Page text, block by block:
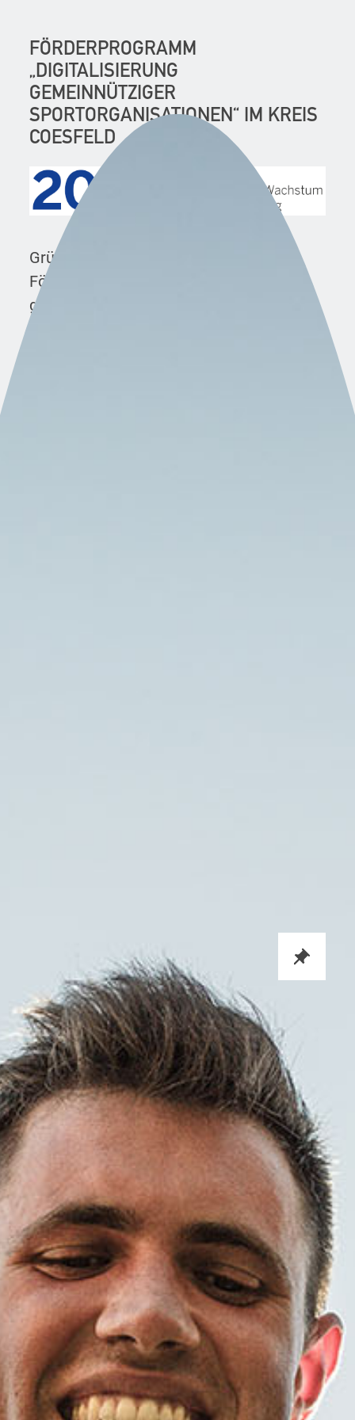
FÖRDERPROGRAMM
„DIGITALISIERUNG
GEMEINNÜTZIGER
SPORTORGANISATIONEN“ IM KREIS
COESFELD
Grün-Weiß Nottuln profitiert vom
Förderprogramm „Digitalisierung
gemeinnütziger Sportorganisationen“ im
NACH NUR DREI SPIELEN:
NOTTULN-COACH GEHT –
UND HAT EINEN NEUEN
CLUB
Von Luca Adolph
Bereits am vergangenen
Sonntag saß ein Nottulner
Übungsleiter schon nicht mehr
beim Westfalenligisten auf
der Trainerbank. Das
allerdings aus guten Gründen:
Nach persönlichen
Veränderungen heuerte er bei
einem Bezirksligisten an.
mehr »
PREMIERE, REKORDE UND
FREIE PLÄTZE: ALLES
STARTKLAR FÜR DEN
STIFTSLAUF